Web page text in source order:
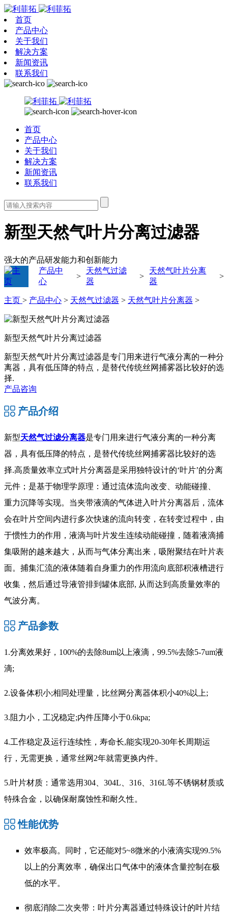
首页
产品中心
关于我们
解决方案
新闻资讯
联系我们
首页
产品中心
关于我们
解决方案
新闻资讯
联系我们
新型天然气叶片分离过滤器
强大的产品研发能力和创新能力
产品中
心
>
天然气过滤
器
>
天然气叶片分离
器
>
主页 > 产品中心 > 天然气过滤器 > 天然气叶片分离器 >
新型天然气叶片分离过滤器
新型天然气叶片分离过滤器是专门用来进行气液分离的一种分
离器，具有低压降的特点，是替代传统丝网捕雾器比较好的选
择.
产品咨询
产品介绍
新型天然气过滤分离器是专门用来进行气液分离的一种分离
器，具有低压降的特点，是替代传统丝网捕雾器比较好的选
择.高质量效率立式叶片分离器是采用独特设计的‘叶片’的分离
元件；是基于物理学原理：通过流体流向改变、动能碰撞、
重力沉降等实现。当夹带液滴的气体进入叶片分离器后，流体
会在叶片空间内进行多次快速的流向转变，在转变过程中，由
于惯性力的作用，液滴与叶片发生连续动能碰撞，随着液滴捕
集吸附的越来越大，从而与气体分离出来，吸附聚结在叶片表
面。捕集汇流的液体随着自身重力的作用流向底部积液槽进行
收集，然后通过导液管排到罐体底部, 从而达到高质量效率的
气波分离。
产品参数
1.分离效果好，100%的去除8um以上液滴，99.5%去除5-7um液
滴;
2.设备体积小;相同处理量，比丝网分离器体积小40%以上;
3.阻力小，工况稳定;内件压降小于0.6kpa;
4.工作稳定及运行连续性，寿命长,能实现20-30年长周期运
行，无需更换，通常丝网2年就需更换内件。
5.叶片材质：通常选用304、304L、316、316L等不锈钢材质或
特殊合金，以确保耐腐蚀性和耐久性。
性能优势
效率极高。同时，它还能对5~8微米的小液滴实现99.5%
以上的分离效率，确保出口气体中的液体含量控制在极
低的水平。
彻底消除二次夹带：叶片分离器通过特殊设计的叶片结